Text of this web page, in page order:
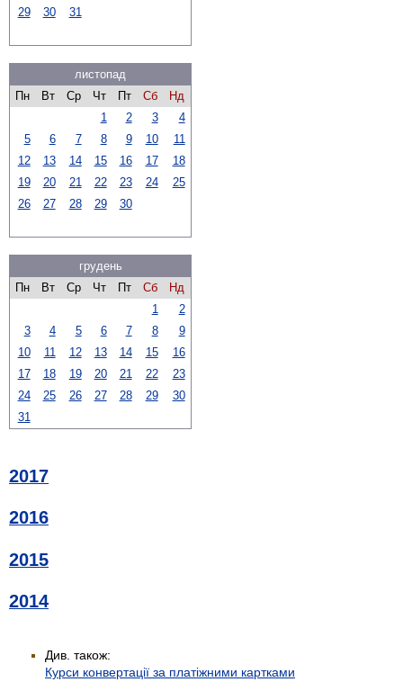
29 30 31
листопад
Пн
Вт Ср Чт Пт Сб
Нд
1
2 3
4
5
6 7 8 9 10
11
12
13 14 15 16 17
18
19
20 21 22 23 24
25
26
27 28 29 30
грудень
Пн
Вт Ср Чт Пт Сб
Нд
1
2
3
4 5 6 7 8
9
10
11 12 13 14 15
16
17
18 19 20 21 22
23
24
25 26 27 28 29
30
31
2017
2016
2015
2014
Див. також:
Курси конвертації за платіжними картками